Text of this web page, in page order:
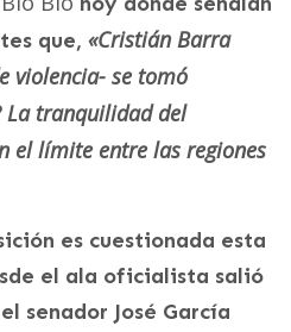
que, «Cristián Barra
violencia- se tomó
La tranquilidad del
el límite entre las regiones
es cuestionada esta
el ala oficialista salió
senador José García